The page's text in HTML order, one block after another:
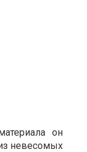
он
невесомых